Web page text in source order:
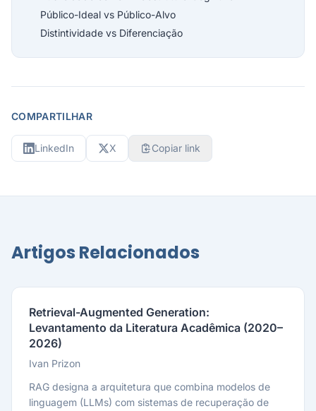
Público-Ideal vs Público-Alvo
Distintividade vs Diferenciação
COMPARTILHAR
LinkedIn X Copiar link
Artigos Relacionados
Retrieval-Augmented Generation:
Levantamento da Literatura Acadêmica (2020–
2026)
Ivan Prizon
RAG designa a arquitetura que combina modelos de
linguagem (LLMs) com sistemas de recuperação de